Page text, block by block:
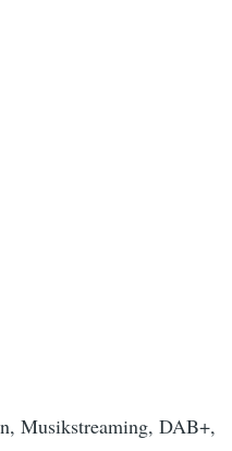
Musikstreaming, DAB+,